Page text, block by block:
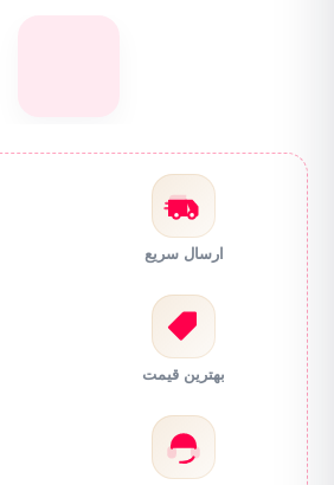
ارسال سریع
بهترین قیمت